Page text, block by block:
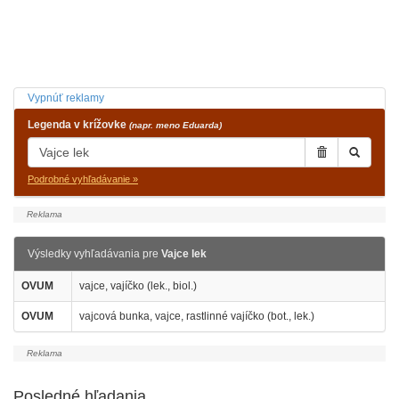
Vypnúť reklamy
Legenda v krížovke (napr. meno Eduarda)
Podrobné vyhľadávanie »
Výsledky vyhľadávania pre Vajce lek
OVUM vajce, vajíčko (lek., biol.)
OVUM vajcová bunka, vajce, rastlinné vajíčko (bot., lek.)